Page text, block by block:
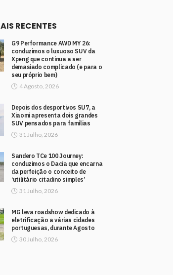
RECENTES
G9 Performance AWD MY 26:
conduzimos o luxuoso SUV da
Xpeng que continua a ser
demasiado complicado (e para o
seu próprio bem)
4 Agosto, 2026
Depois dos desportivos SU7, a
Xiaomi apresenta dois grandes
SUV pensados para famílias
31 Julho, 2026
Sandero TCe 100 Journey:
conduzimos o Dacia que encarna
da perfeição o conceito de
‘utilitário citadino simples’
31 Julho, 2026
MG leva roadshow dedicado à
eletrificação a várias cidades
portuguesas, durante Agosto
30 Julho, 2026